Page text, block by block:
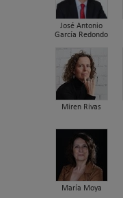
José Antonio
García Redondo
Miren Rivas
María Moya